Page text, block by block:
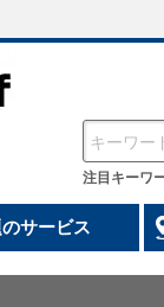
注目キーワ
サービス